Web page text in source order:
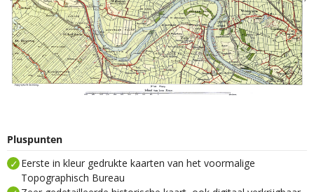
Pluspunten
Eerste in kleur gedrukte kaarten van het voormalige
Topographisch Bureau